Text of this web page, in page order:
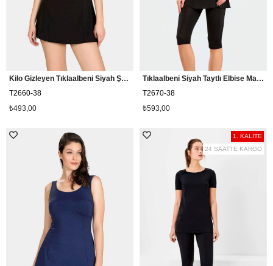
Kilo Gizleyen Tıklaalbeni Siyah Şortlu Etekli Mayo T2660
T2660-38
₺493,00
Tıklaalbeni Siyah Taytlı Elbise Mayo T2670
T2670-38
₺593,00
1. KALİTE
24 SAATTE KARGO